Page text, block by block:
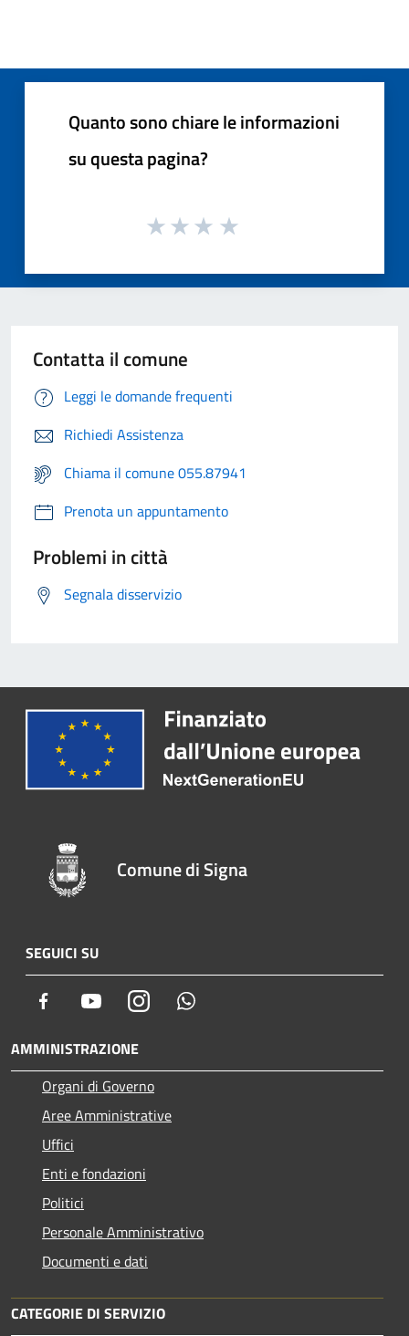
Quanto sono chiare le informazioni
su questa pagina?
Contatta il comune
Leggi le domande frequenti
Richiedi Assistenza
Chiama il comune 055.87941
Prenota un appuntamento
Problemi in città
Segnala disservizio
Comune di Signa
SEGUICI SU
Facebook YoutubeInstagram
AMMINISTRAZIONE
Organi di Governo
Aree Amministrative
Uffici
Enti e fondazioni
Politici
Personale Amministrativo
Documenti e dati
CATEGORIE DI SERVIZIO